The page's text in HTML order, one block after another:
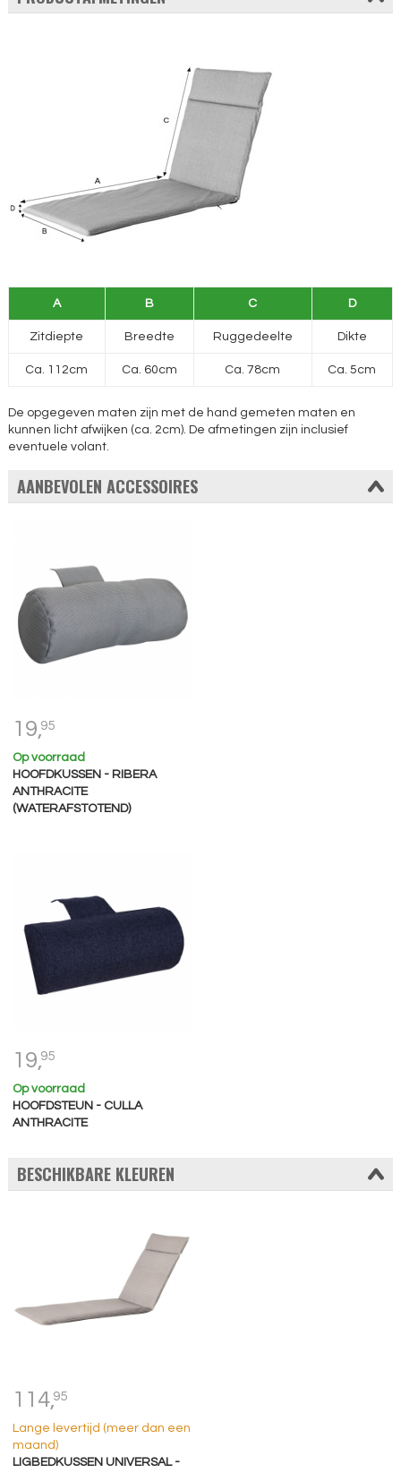
A B C D
Zitdiepte Breedte Ruggedeelte Dikte
Ca. 112cm Ca. 60cm Ca. 78cm Ca. 5cm
De opgegeven maten zijn met de hand gemeten maten en
kunnen licht afwijken (ca. 2cm). De afmetingen zijn inclusief
eventuele volant.
AANBEVOLEN ACCESSOIRES
19,95
Op voorraad
HOOFDKUSSEN - RIBERA
ANTHRACITE
(WATERAFSTOTEND)
19,95
Op voorraad
HOOFDSTEUN - CULLA
ANTHRACITE
BESCHIKBARE KLEUREN
114,95
Lange levertijd (meer dan een
maand)
LIGBEDKUSSEN UNIVERSAL -